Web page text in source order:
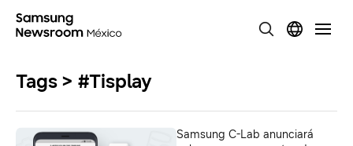
Tags > #Tisplay
Samsung C-Lab anunciará